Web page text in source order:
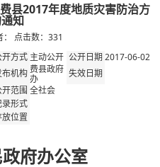
县2017年度地质灾害防治方
知
点击数：331
开方式 主动公开 公开日期2017-06-02
布机构费县政府
办
失效日期
开范围全社会
录形式
放位置
府办公室